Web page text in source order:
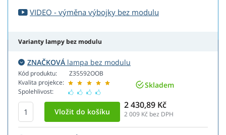
VIDEO - výměna výbojky bez modulu
Varianty lampy bez modulu
ZNAČKOVÁ lampa bez modulu
Kód produktu:
Kvalita projekce:
Spolehlivost:
Z35592OOB
Skladem
2 430,89 Kč
2 009 Kč bez DPH